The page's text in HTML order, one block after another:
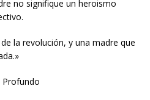
no signifique un heroismo
la revolución, y una madre que
Profundo